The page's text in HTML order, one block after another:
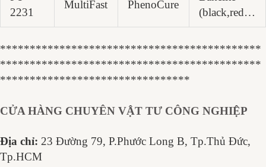
2231
MultiFast PhenoCure
(black,red…
********************************************
********************************************
********************************
CỬA HÀNG CHUYÊN VẬT TƯ CÔNG NGHIỆP
Địa chỉ: 23 Đường 79, P.Phước Long B, Tp.Thủ Đức,
Tp.HCM